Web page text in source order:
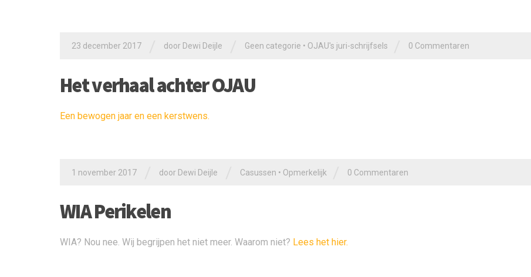
23 december 2017 door Dewi Deijle Geen categorie • OJAU's juri-schrijfsels 0 Commentaren
Het verhaal achter OJAU
Een bewogen jaar en een kerstwens.
1 november 2017 door Dewi Deijle Casussen • Opmerkelijk 0 Commentaren
WIA Perikelen
WIA? Nou nee. Wij begrijpen het niet meer. Waarom niet? Lees het hier.